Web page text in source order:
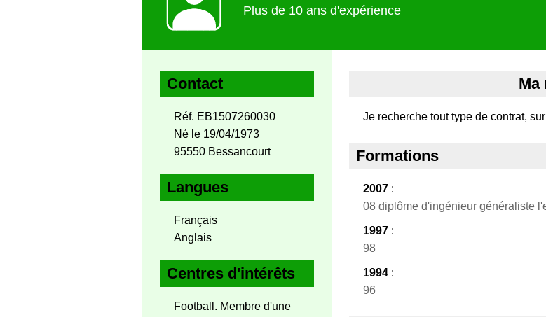
Plus de 10 ans d'expérience
Contact
Réf. EB1507260030
Né le 19/04/1973
95550 Bessancourt
Langues
Français
Anglais
Centres d'intérêts
Football. Membre d'une
Ma
Je recherche tout type de contrat,
Formations
2007 :
08 diplôme d'ingénieur généraliste
1997 :
98
1994 :
96